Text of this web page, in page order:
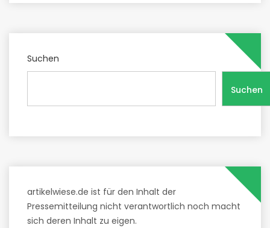
Suchen
Suchen
artikelwiese.de ist für den Inhalt der
Pressemitteilung nicht verantwortlich noch macht
sich deren Inhalt zu eigen.